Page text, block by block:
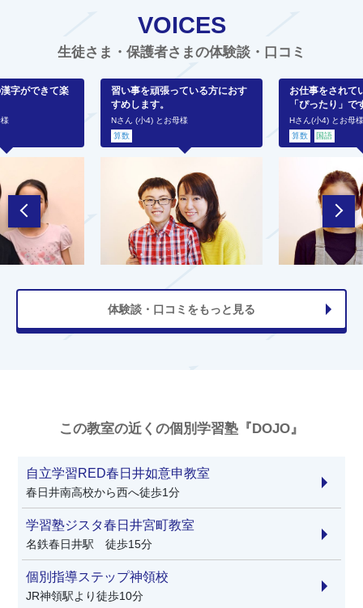
VOICES
生徒さま・保護者さまの体験談・口コミ
字ができて楽
習い事を頑張っている方におす
すめします。
Nさん (小4) とお母様
算数
お仕事をされて
「ぴったり」で
Hさん(小4) とお母
算数
国語
体験談・口コミをもっと見る
この教室の近くの個別学習塾『DOJO』
自立学習RED春日井如意申教室
春日井南高校から西へ徒歩1分
学習塾ジスタ春日井宮町教室
名鉄春日井駅 徒歩15分
個別指導ステップ神領校
JR神領駅より徒歩10分